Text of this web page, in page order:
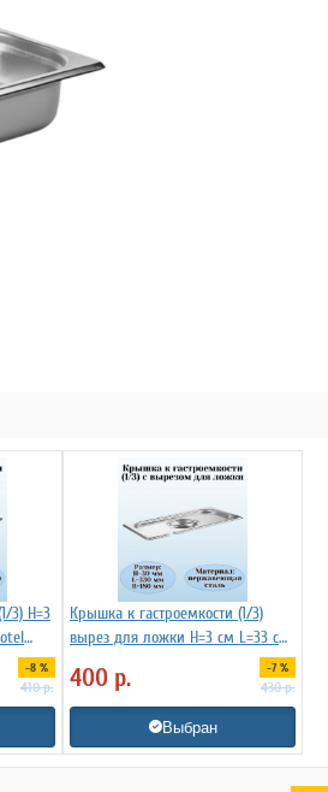
3) H=3
-8 %
410р.
Крышка к гастроемкости (1/3)
вырез для ложки H=3 см L=33 см
400 р. -7 %
430р.
Выбран